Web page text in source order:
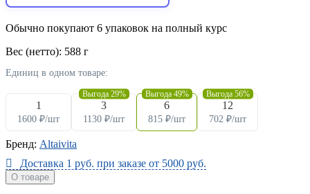
Обычно покупают 6 упаковок на полный курс
Вес (нетто): 588 г
Единиц в одном товаре:
1
1600 ₽/шт
3
1130 ₽/шт
Выгода 29%
6
815 ₽/шт
Выгода 49%
12
702 ₽/шт
Выгода 56%
Бренд: Altaivita
Доставка 1 руб. при заказе от 5000 руб.
О товаре